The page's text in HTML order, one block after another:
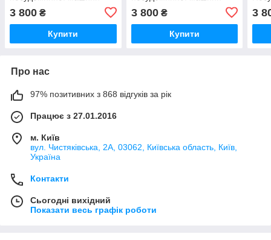
3 800 ₴
Купити
3 800₴
Купити
3
Про нас
97% позитивних з 868 відгуків за рік
Працює з 27.01.2016
м. Київ
вул. Чистяківська, 2А, 03062, Київська область, Київ,
Україна
Контакти
Сьогодні вихідний
Показати весь графік роботи